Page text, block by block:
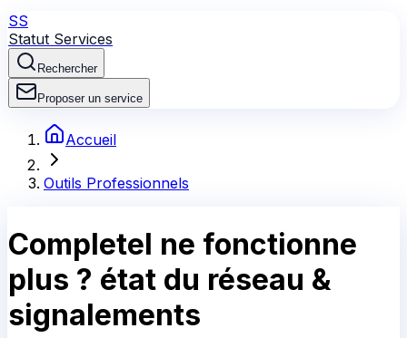
SS
Statut Services
Rechercher
Proposer un service
Accueil
Outils Professionnels
Completel ne fonctionne
plus ? état du réseau &
signalements